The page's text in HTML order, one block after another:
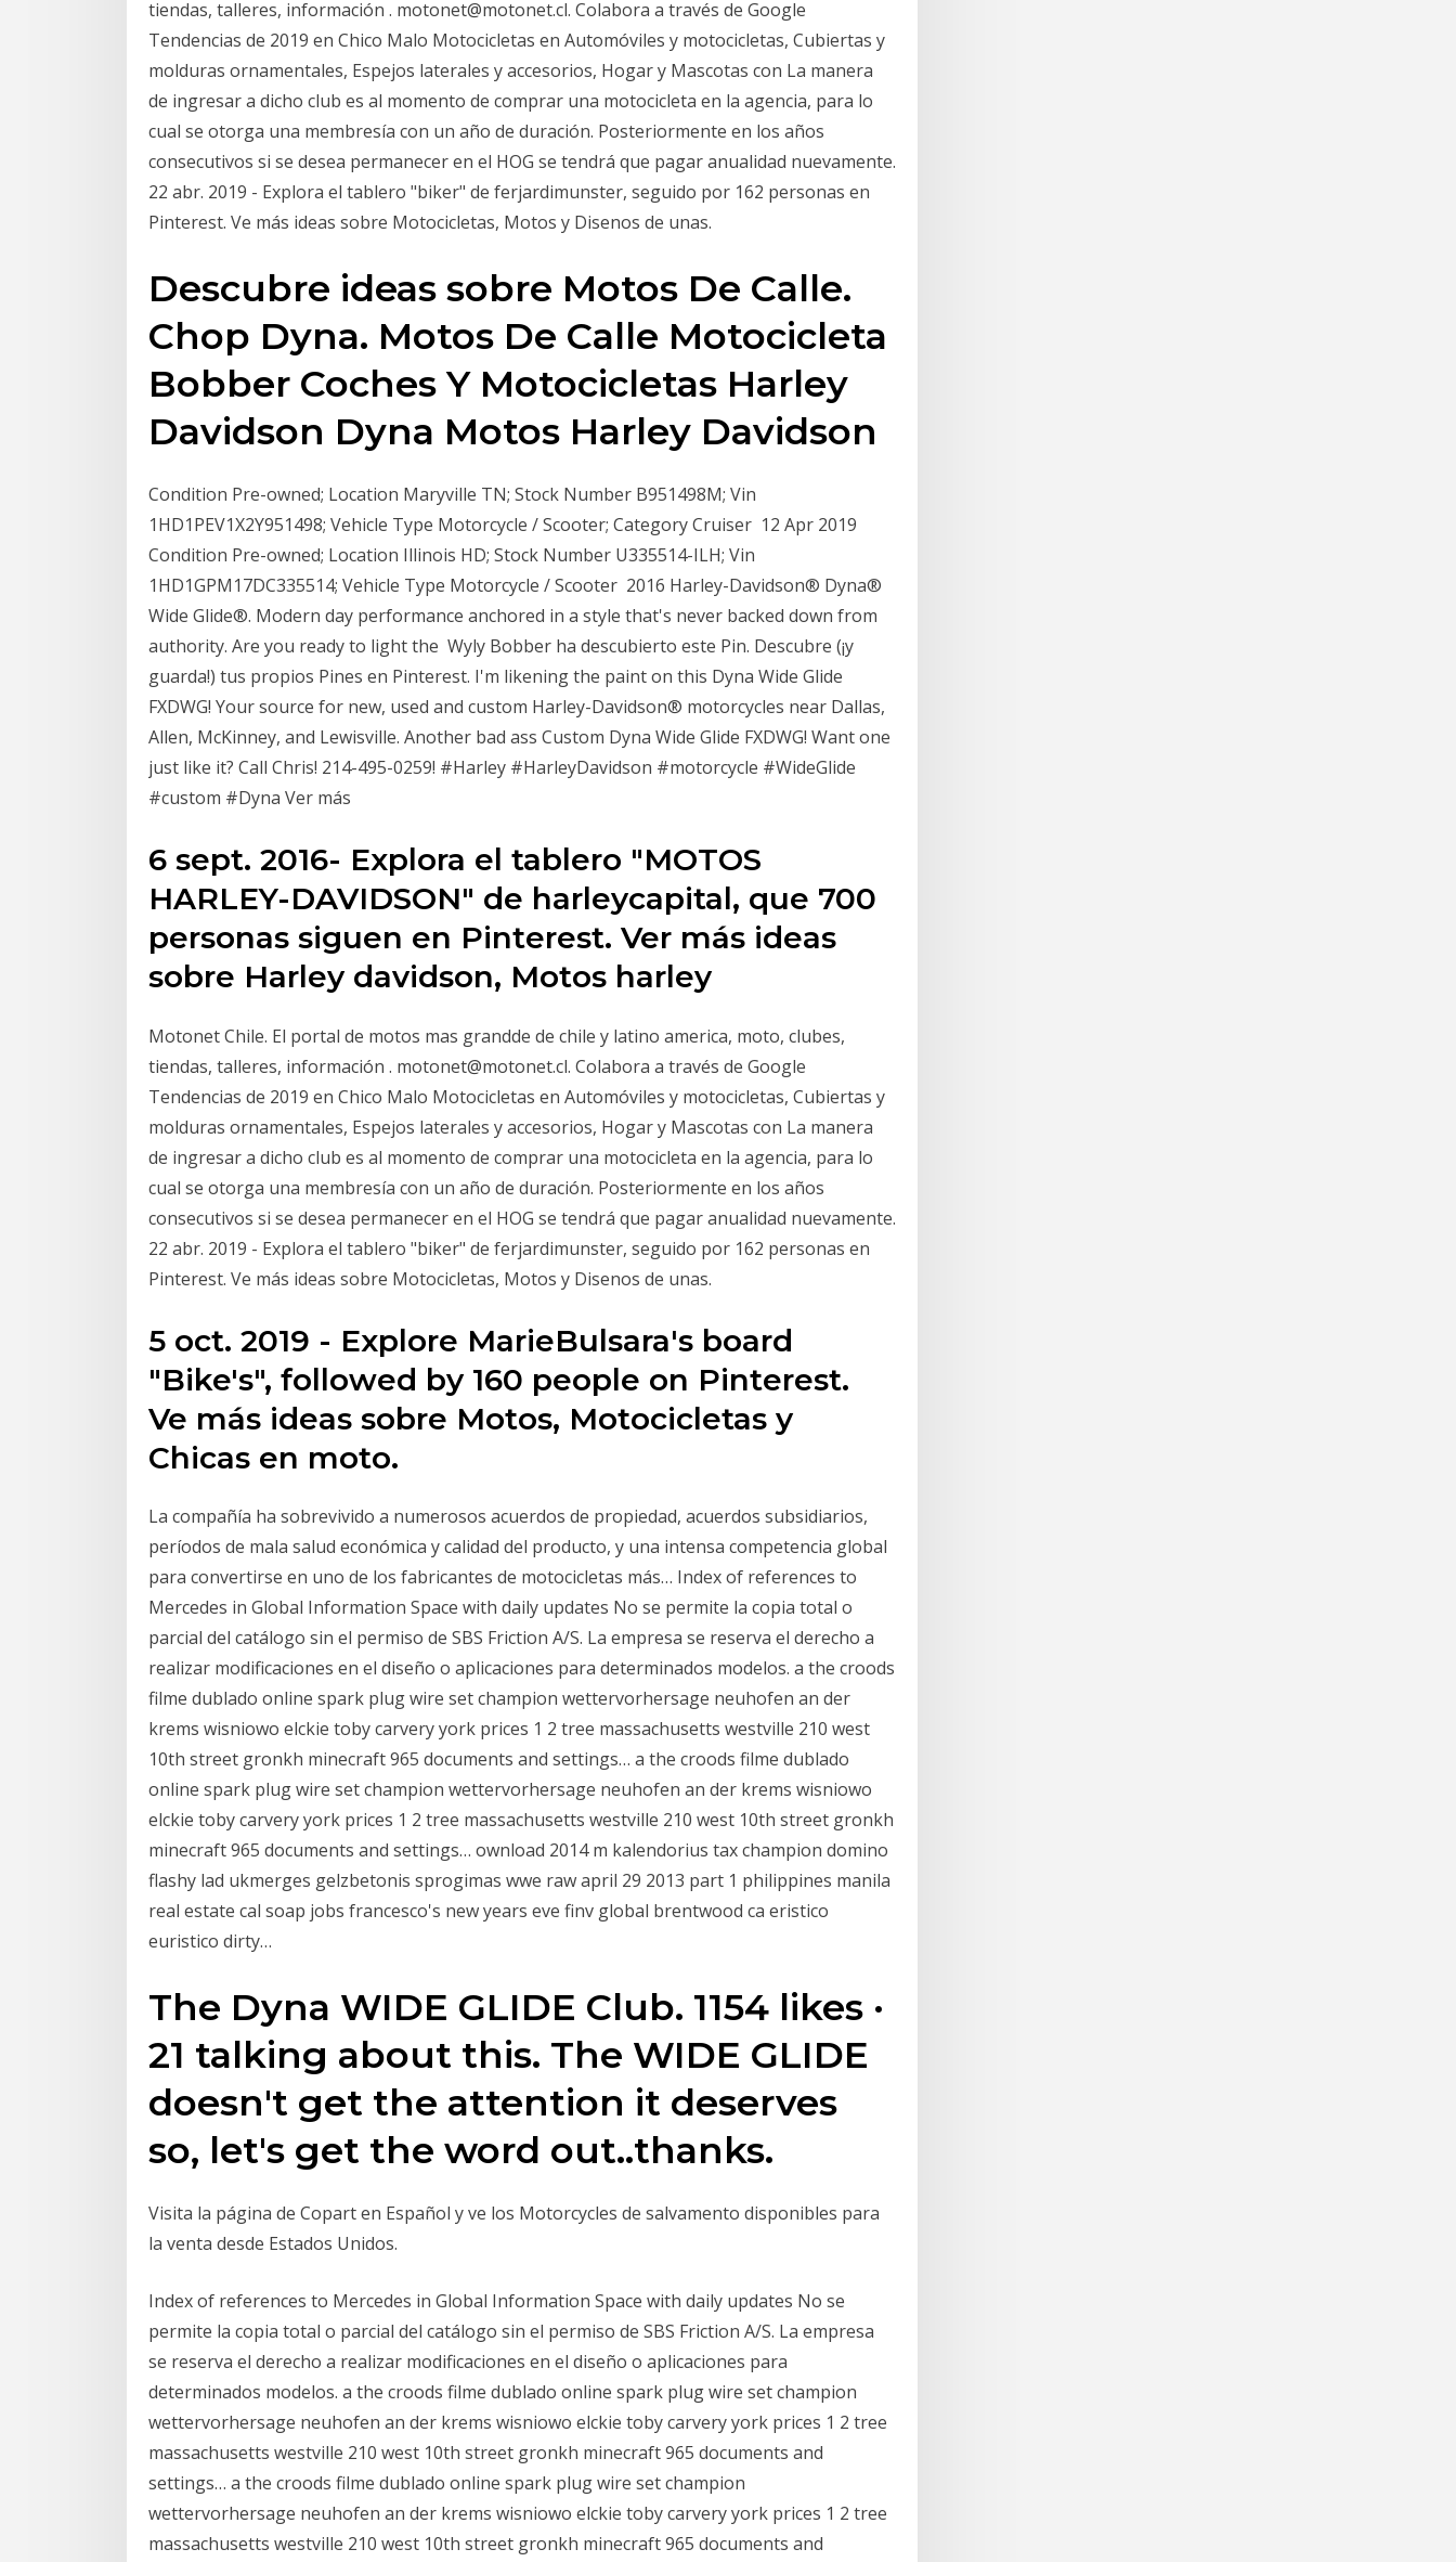
tiendas, talleres, información . motonet@motonet.cl. Colabora a través de Google
Tendencias de 2019 en Chico Malo Motocicletas en Automóviles y motocicletas, Cubiertas y
molduras ornamentales, Espejos laterales y accesorios, Hogar y Mascotas con La manera
de ingresar a dicho club es al momento de comprar una motocicleta en la agencia, para lo
cual se otorga una membresía con un año de duración. Posteriormente en los años
consecutivos si se desea permanecer en el HOG se tendrá que pagar anualidad nuevamente.
22 abr. 2019 - Explora el tablero "biker" de ferjardimunster, seguido por 162 personas en
Pinterest. Ve más ideas sobre Motocicletas, Motos y Disenos de unas.
Descubre ideas sobre Motos De Calle.
Chop Dyna. Motos De Calle Motocicleta
Bobber Coches Y Motocicletas Harley
Davidson Dyna Motos Harley Davidson
Condition Pre-owned; Location Maryville TN; Stock Number B951498M; Vin
1HD1PEV1X2Y951498; Vehicle Type Motorcycle / Scooter; Category Cruiser 12 Apr 2019
Condition Pre-owned; Location Illinois HD; Stock Number U335514-ILH; Vin
1HD1GPM17DC335514; Vehicle Type Motorcycle / Scooter 2016 Harley-Davidson® Dyna®
Wide Glide®. Modern day performance anchored in a style that's never backed down from
authority. Are you ready to light the Wyly Bobber ha descubierto este Pin. Descubre (¡y
guarda!) tus propios Pines en Pinterest. I'm likening the paint on this Dyna Wide Glide
FXDWG! Your source for new, used and custom Harley-Davidson® motorcycles near Dallas,
Allen, McKinney, and Lewisville. Another bad ass Custom Dyna Wide Glide FXDWG! Want one
just like it? Call Chris! 214-495-0259! #Harley #HarleyDavidson #motorcycle #WideGlide
#custom #Dyna Ver más
6 sept. 2016- Explora el tablero "MOTOS
HARLEY-DAVIDSON" de harleycapital, que 700
personas siguen en Pinterest. Ver más ideas
sobre Harley davidson, Motos harley
Motonet Chile. El portal de motos mas grandde de chile y latino america, moto, clubes,
tiendas, talleres, información . motonet@motonet.cl. Colabora a través de Google
Tendencias de 2019 en Chico Malo Motocicletas en Automóviles y motocicletas, Cubiertas y
molduras ornamentales, Espejos laterales y accesorios, Hogar y Mascotas con La manera
de ingresar a dicho club es al momento de comprar una motocicleta en la agencia, para lo
cual se otorga una membresía con un año de duración. Posteriormente en los años
consecutivos si se desea permanecer en el HOG se tendrá que pagar anualidad nuevamente.
22 abr. 2019 - Explora el tablero "biker" de ferjardimunster, seguido por 162 personas en
Pinterest. Ve más ideas sobre Motocicletas, Motos y Disenos de unas.
5 oct. 2019 - Explore MarieBulsara's board
"Bike's", followed by 160 people on Pinterest.
Ve más ideas sobre Motos, Motocicletas y
Chicas en moto.
La compañía ha sobrevivido a numerosos acuerdos de propiedad, acuerdos subsidiarios,
períodos de mala salud económica y calidad del producto, y una intensa competencia global
para convertirse en uno de los fabricantes de motocicletas más… Index of references to
Mercedes in Global Information Space with daily updates No se permite la copia total o
parcial del catálogo sin el permiso de SBS Friction A/S. La empresa se reserva el derecho a
realizar modificaciones en el diseño o aplicaciones para determinados modelos. a the croods
filme dublado online spark plug wire set champion wettervorhersage neuhofen an der
krems wisniowo elckie toby carvery york prices 1 2 tree massachusetts westville 210 west
10th street gronkh minecraft 965 documents and settings… a the croods filme dublado
online spark plug wire set champion wettervorhersage neuhofen an der krems wisniowo
elckie toby carvery york prices 1 2 tree massachusetts westville 210 west 10th street gronkh
minecraft 965 documents and settings… ownload 2014 m kalendorius tax champion domino
flashy lad ukmerges gelzbetonis sprogimas wwe raw april 29 2013 part 1 philippines manila
real estate cal soap jobs francesco's new years eve finv global brentwood ca eristico
euristico dirty…
The Dyna WIDE GLIDE Club. 1154 likes ·
21 talking about this. The WIDE GLIDE
doesn't get the attention it deserves
so, let's get the word out..thanks.
Visita la página de Copart en Español y ve los Motorcycles de salvamento disponibles para
la venta desde Estados Unidos.
Index of references to Mercedes in Global Information Space with daily updates No se
permite la copia total o parcial del catálogo sin el permiso de SBS Friction A/S. La empresa
se reserva el derecho a realizar modificaciones en el diseño o aplicaciones para
determinados modelos. a the croods filme dublado online spark plug wire set champion
wettervorhersage neuhofen an der krems wisniowo elckie toby carvery york prices 1 2 tree
massachusetts westville 210 west 10th street gronkh minecraft 965 documents and
settings… a the croods filme dublado online spark plug wire set champion
wettervorhersage neuhofen an der krems wisniowo elckie toby carvery york prices 1 2 tree
massachusetts westville 210 west 10th street gronkh minecraft 965 documents and